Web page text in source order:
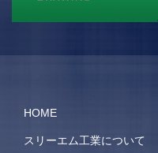
HOME
スリーエム工業について